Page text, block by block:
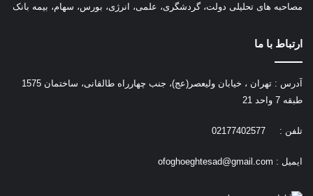
مصاحبه های تحلیلی دولت، گردشگری، علمی، انرژی، بورس، سهام، بیمه بانک
ارتباط با ما
آدرس : تهران ، خیابان ولیعصر(عج)، جنب چهارراه طالقانی، ساختمان 1575
طبقه 7 واحد 21
تلفن : 02177402577
ایمیل : ofoghoeghtesad@gmail.com